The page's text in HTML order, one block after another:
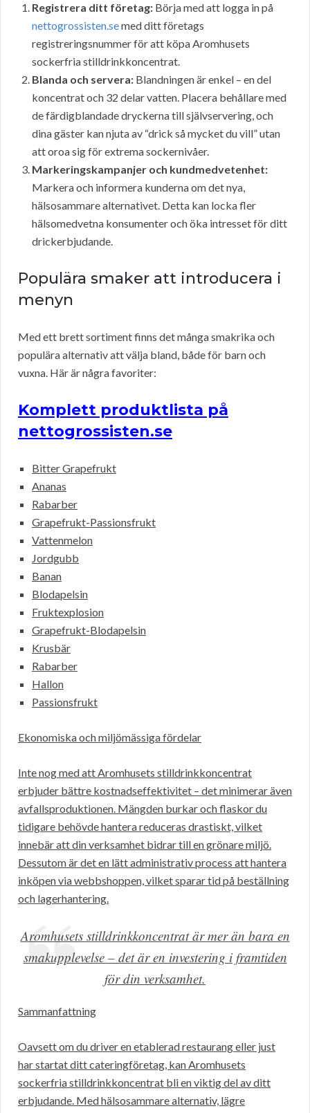
Registrera ditt företag: Börja med att logga in på
nettogrossisten.semed ditt företags
registreringsnummer för att köpa Aromhusets
sockerfria stilldrinkkoncentrat.
Blanda och servera: Blandningen är enkel – en del
koncentrat och 32 delar vatten. Placera behållare med
de färdigblandade dryckerna till självservering, och
dina gäster kan njuta av “drick så mycket du vill” utan
att oroa sig för extrema sockernivåer.
Markeringskampanjer och kundmedvetenhet:
Markera och informera kunderna om det nya,
hälsosammare alternativet. Detta kan locka fler
hälsomedvetna konsumenter och öka intresset för ditt
drickerbjudande.
Populära smaker att introducera i
menyn
Med ett brett sortiment finns det många smakrika och
populära alternativ att välja bland, både för barn och
vuxna. Här är några favoriter:
Komplett produktlista på
nettogrossisten.se
Bitter Grapefrukt
Ananas
Rabarber
Grapefrukt-Passionsfrukt
Vattenmelon
Jordgubb
Banan
Blodapelsin
Fruktexplosion
Grapefrukt-Blodapelsin
Krusbär
Rabarber
Hallon
Passionsfrukt
Ekonomiska och miljömässiga fördelar
Inte nog med att Aromhusets stilldrinkkoncentrat
erbjuder bättre kostnadseffektivitet – det minimerar även
avfallsproduktionen. Mängden burkar och flaskor du
tidigare behövde hantera reduceras drastiskt, vilket
innebär att din verksamhet bidrar till en grönare miljö.
Dessutom är det en lätt administrativ process att hantera
inköpen via webbshoppen, vilket sparar tid på beställning
och lagerhantering.
Aromhusets stilldrinkkoncentrat är mer än bara en
smakupplevelse – det är en investering i framtiden
för din verksamhet.
Sammanfattning
Oavsett om du driver en etablerad restaurang eller just
har startat ditt cateringföretag, kan Aromhusets
sockerfria stilldrinkkoncentrat bli en viktig del av ditt
erbjudande. Med hälsosammare alternativ, lägre